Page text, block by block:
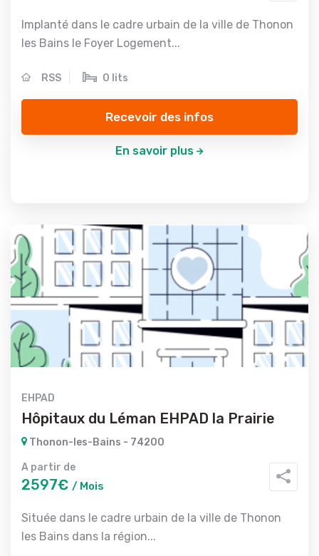
Implanté dans le cadre urbain de la ville de Thonon
les Bains le Foyer Logement...
RSS 0 lits
Recevoir des infos
En savoir plus
EHPAD
Hôpitaux du Léman EHPAD la Prairie
Thonon-les-Bains - 74200
A partir de
2597€ / Mois
Située dans le cadre urbain de la ville de Thonon
les Bains dans la région...